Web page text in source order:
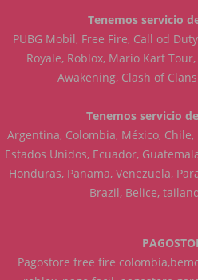
Tenemos servicio
PUBG Mobil, Free Fire, Call od
Royale, Roblox, Mario Kart
Awakening, Clash of
Tenemos servicio
Argentina, Colombia, México,
Estados Unidos, Ecuador,
Honduras, Panama, Venezuela,
Brazil, Belice,
Pagostore free fire